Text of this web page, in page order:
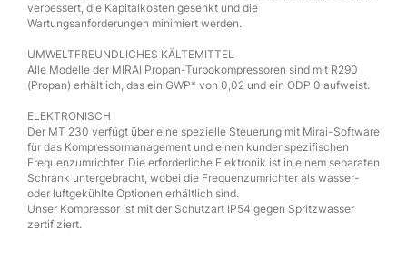
verbessert, die Kapitalkosten gesenkt und die
Wartungsanforderungen minimiert werden.
UMWELTFREUNDLICHES KÄLTEMITTEL
Alle Modelle der MIRAI Propan-Turbokompressoren sind mit R290
(Propan) erhältlich, das ein GWP* von 0,02 und ein ODP 0 aufweist.
ELEKTRONISCH
Der MT 230 verfügt über eine spezielle Steuerung mit Mirai-Software
für das Kompressormanagement und einen kundenspezifischen
Frequenzumrichter. Die erforderliche Elektronik ist in einem separaten
Schrank untergebracht, wobei die Frequenzumrichter als wasser-
oder luftgekühlte Optionen erhältlich sind.
Unser Kompressor ist mit der Schutzart IP54 gegen Spritzwasser
zertifiziert.